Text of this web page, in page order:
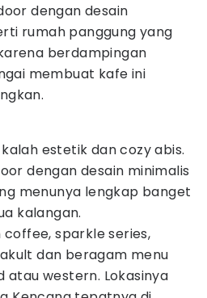
dengan desain
rumah panggung yang
berdampingan
membuat kafe ini
estetik dan cozy abis.
dengan desain minimalis
menunya lengkap banget
kalangan.
sparkle series,
dan beragam menu
atau western. Lokasinya